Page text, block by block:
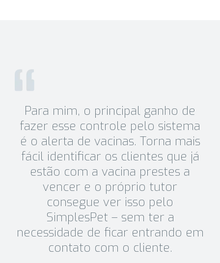
Para mim, o principal ganho de
fazer esse controle pelo sistema
é o alerta de vacinas. Torna mais
fácil identificar os clientes que já
estão com a vacina prestes a
vencer e o próprio tutor
consegue ver isso pelo
SimplesPet – sem ter a
necessidade de ficar entrando em
contato com o cliente.